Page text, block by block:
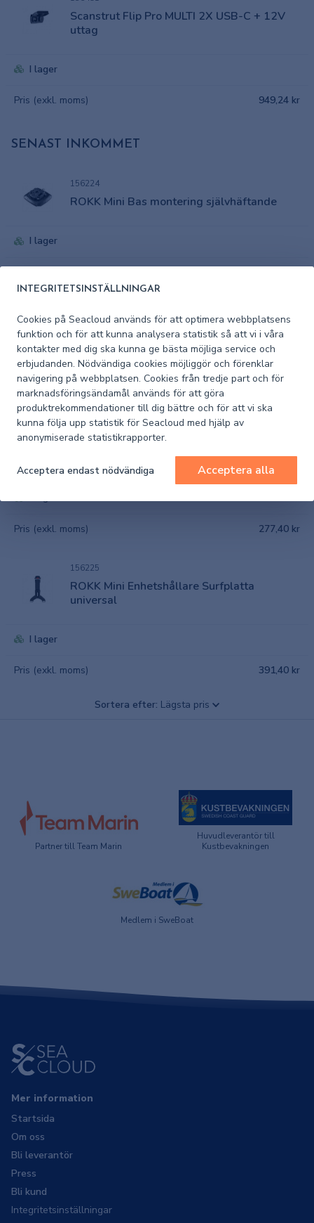
INTEGRITETSINSTÄLLNINGAR
Cookies på Seacloud används för att optimera webbplatsens
funktion och för att kunna analysera statistik så att vi i våra
kontakter med dig ska kunna ge bästa möjliga service och
erbjudanden. Nödvändiga cookies möjliggör och förenklar
navigering på webbplatsen. Cookies från tredje part och för
marknadsföringsändamål används för att göra
produktrekommendationer till dig bättre och för att vi ska
kunna följa upp statistik för Seacloud med hjälp av
anonymiserade statistikrapporter.
Acceptera endast nödvändiga Acceptera alla
Scanstrut Flip Pro MULTI 2X USB-C + 12V
uttag
I lager
Pris (exkl. moms) 949,24 kr
SENAST INKOMMET
156224
ROKK Mini Bas montering självhäftande
I lager
ROKK Mini Bas montering buntband
I lager
Pris (exkl. moms)
156222
ROKK Mini Bas montering rör 19-34mm
Pris (exkl. moms) 277,40 kr
156225
ROKK Mini Enhetshållare Surfplatta
universal
I lager
Pris (exkl. moms) 391,40 kr
Sortera efter: Lägsta pris
Partner till Team Marin
Huvudleverantör till
Kustbevakningen
Medlem i SweBoat
Mer information
Startsida
Om oss
Bli leverantör
Press
Bli kund
Integritetsinställningar